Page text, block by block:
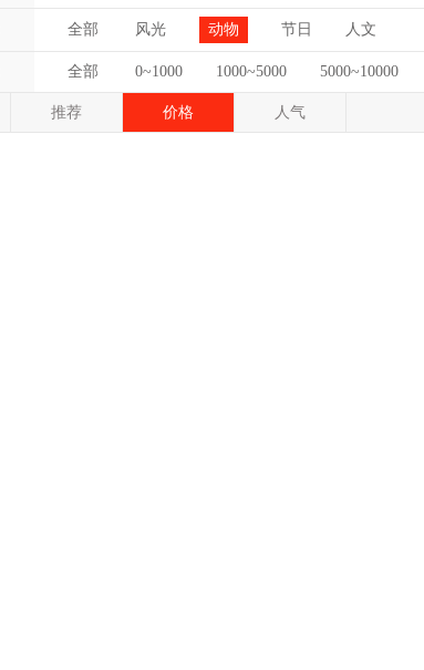
全部 风光 动物 节日 人文
全部 0~1000 1000~5000 5000~10000
推荐 价格 人气